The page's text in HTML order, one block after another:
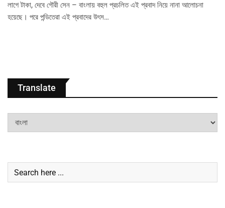
লাগে টাকা, দেবে গৌরী সেন – বাংলায় বহুল প্রচলিত এই প্রবাদ নিয়ে নানা আলোচনা
হয়েছে। পরে পন্ডিতেরা এই প্রবাদের উৎস…
Translate